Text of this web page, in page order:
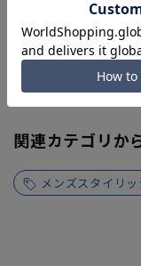
Try this
あくまでも
関連カテゴリか
メンズスタイリ